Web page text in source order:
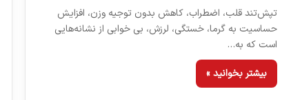
تپش‌تند قلب، اضطراب، کاهش بدون توجیه وزن، افزایش
حساسیت به گرما، خستگی، لرزش‌، بی ‌خوابی از نشانه‌هایی
است که به…
بیشتر بخوانید »